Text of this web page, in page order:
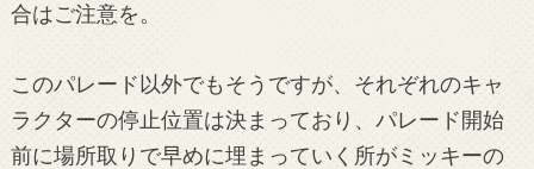
合はご注意を。
このパレード以外でもそうですが、それぞれのキャ
ラクターの停止位置は決まっており、パレード開始
前に場所取りで早めに埋まっていく所がミッキーの